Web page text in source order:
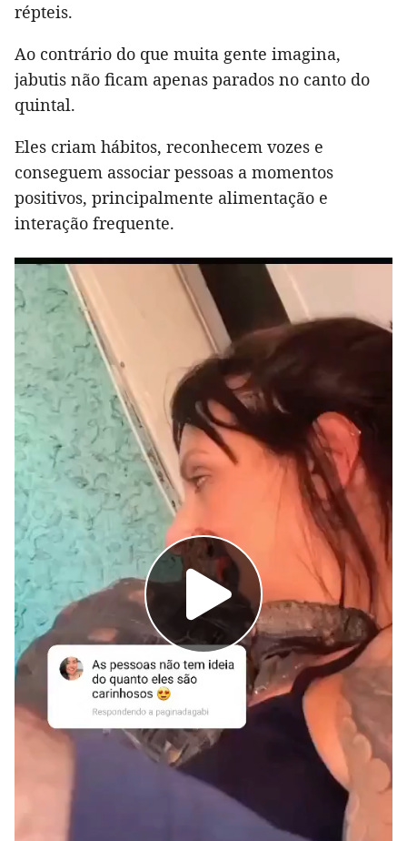
répteis.
Ao contrário do que muita gente imagina,
jabutis não ficam apenas parados no canto do
quintal.
Eles criam hábitos, reconhecem vozes e
conseguem associar pessoas a momentos
positivos, principalmente alimentação e
interação frequente.